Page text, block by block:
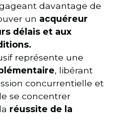
davantage de
un acquéreur
délais et aux
représente une
, libérant
concurrentielle et
se concentrer
réussite de la